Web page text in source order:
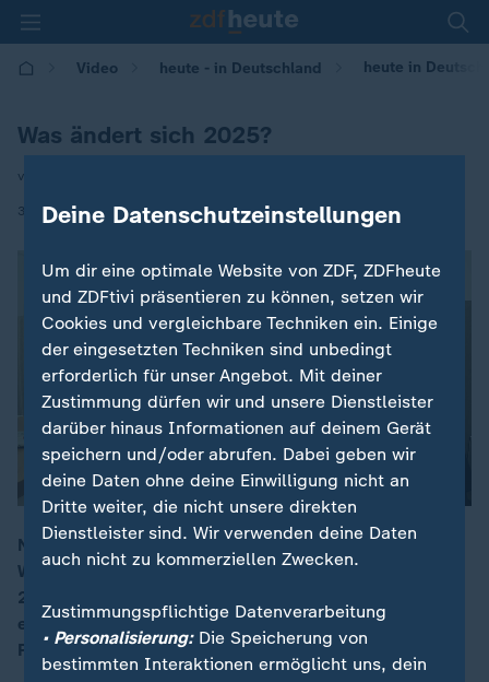
Video heute - in Deutschland heute in
Was ändert sich 2025?
von Stefan Schlösser
30.12.2024 | 14:00
Neben höherer CO2-Steuer und mehr Kinder- und
Wohngeld gibt es noch weitere Neuerungen, die für
2025 wichtig sind. Unter anderem werden auch die
elektronische Patientenakte und Änderungen in der
Post eingeführt.
Deine Datenschutzeinstellungen
Um dir eine optimale Website von ZDF, ZDFheute
und ZDFtivi präsentieren zu können, setzen wir
Cookies und vergleichbare Techniken ein. Einige
der eingesetzten Techniken sind unbedingt
erforderlich für unser Angebot. Mit deiner
Zustimmung dürfen wir und unsere Dienstleister
darüber hinaus Informationen auf deinem Gerät
speichern und/oder abrufen. Dabei geben wir
deine Daten ohne deine Einwilligung nicht an
Dritte weiter, die nicht unsere direkten
Dienstleister sind. Wir verwenden deine Daten
auch nicht zu kommerziellen Zwecken.
Zustimmungspflichtige Datenverarbeitung
• Personalisierung:Die Speicherung von
bestimmten Interaktionen ermöglicht uns, dein